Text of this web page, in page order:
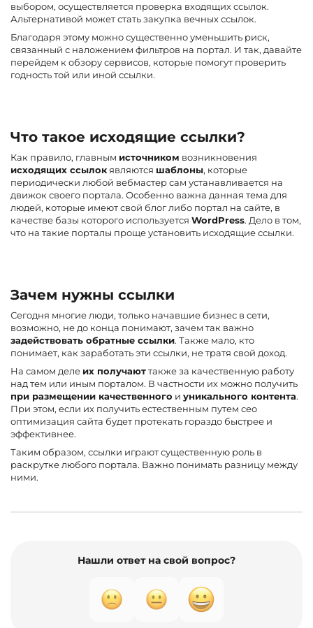
выбором, осуществляется проверка входящих ссылок.
Альтернативой может стать закупка вечных ссылок.
Благодаря этому можно существенно уменьшить риск,
связанный с наложением фильтров на портал. И так, давайте
перейдем к обзору сервисов, которые помогут проверить
годность той или иной ссылки.
Что такое исходящие ссылки?
Как правило, главным источником возникновения
исходящих ссылокявляются шаблоны, которые
периодически любой вебмастер сам устанавливается на
движок своего портала. Особенно важна данная тема для
людей, которые имеют свой блог либо портал на сайте, в
качестве базы которого используется WordPress. Дело в том,
что на такие порталы проще установить исходящие ссылки.
Зачем нужны ссылки
Сегодня многие люди, только начавшие бизнес в сети,
возможно, не до конца понимают, зачем так важно
задействовать обратные ссылки. Также мало, кто
понимает, как заработать эти ссылки, не тратя свой доход.
На самом деле их получаюттакже за качественную работу
над тем или иным порталом. В частности их можно получить
при размещении качественного и уникального контента.
При этом, если их получить естественным путем сео
оптимизация сайта будет протекать гораздо быстрее и
эффективнее.
Таким образом, ссылки играют существенную роль в
раскрутке любого портала. Важно понимать разницу между
ними.
Нашли ответ на свой вопрос?